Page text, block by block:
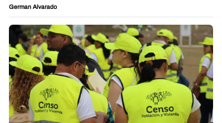
German Alvarado